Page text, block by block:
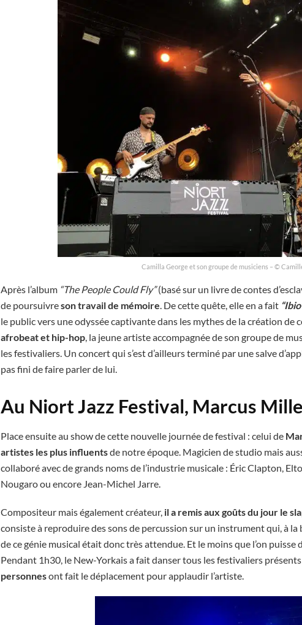
Camilla George et son groupe de musiciens – ©
Après l’album “The People Could Fly”(basé sur un livre de contes
de poursuivreson travail de mémoire. De cette quête, elle en a fait
le public vers une odyssée captivante dans les mythes de la création de
afrobeat et hip-hop, la jeune artiste accompagnée de son groupe de
les festivaliers. Un concert qui s’est d’ailleurs terminé par une salve
pas fini de faire parler de lui.
Au Niort Jazz Festival, Marcus
Place ensuite au show de cette nouvelle journée de festival : celui de
artistes les plus influentsde notre époque. Magicien de studio mais
collaboré avec de grands noms de l’industrie musicale : Éric Clapton,
Nougaro ou encore Jean-Michel Jarre.
Compositeur mais également créateur, il a remis aux goûts du jour le
consiste à reproduire des sons de percussion sur un instrument qui, à la
de ce génie musical était donc très attendue. Et le moins que l’on puisse
Pendant 1h30, le New-Yorkais a fait danser tous les festivaliers
personnesont fait le déplacement pour applaudir l’artiste.